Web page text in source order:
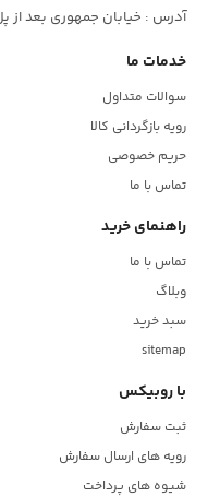
آدرس : خیابان جمهوری بعد از پل
خدمات ما
سوالات متداول
رویه بازگردانی کالا
حریم خصوصی
تماس با ما
راهنمای خرید
تماس با ما
وبلاگ
سبد خرید
sitemap
با روبیکس
ثبت سفارش
رویه های ارسال سفارش
شیوه های پرداخت